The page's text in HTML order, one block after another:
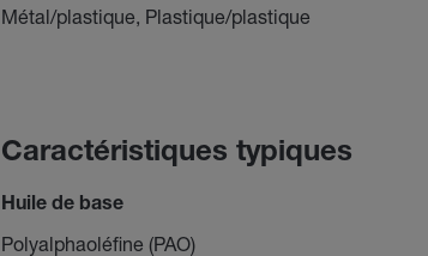
Métal/plastique, Plastique/plastique
Caractéristiques typiques
Huile de base
Polyalphaoléfine (PAO)